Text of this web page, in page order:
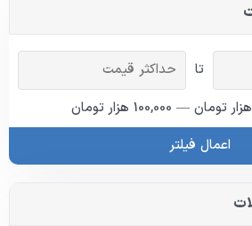
تا
اعمال فیلتر